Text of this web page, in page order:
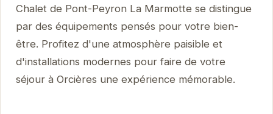
Chalet de Pont-Peyron La Marmotte se distingue
par des équipements pensés pour votre bien-
être. Profitez d'une atmosphère paisible et
d'installations modernes pour faire de votre
séjour à Orcières une expérience mémorable.